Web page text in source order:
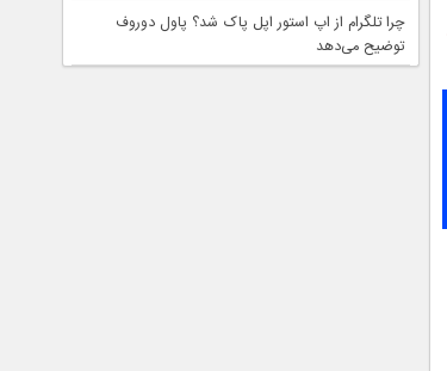
چرا تلگرام از اپ استور اپل پاک شد؟ پاول دوروف
توضیح می‌دهد